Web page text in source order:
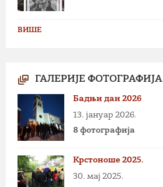
ВИШЕ
ГАЛЕРИЈЕ ФОТОГРАФИЈА
Бадњи дан 2026
13. јануар 2026.
8 фотографија
Крстоноше 2025.
30. мај 2025.